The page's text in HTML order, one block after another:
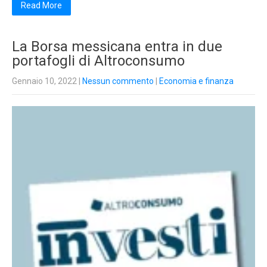
Read More
La Borsa messicana entra in due
portafogli di Altroconsumo
Gennaio 10, 2022 Nessun commento Economia e finanza